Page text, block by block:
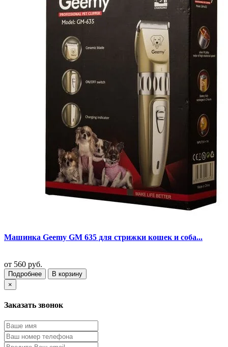
Машинка Geemy GM 635 для стрижки кошек и соба...
от 560 руб.
Подробнее
В корзину
×
Заказать звонок